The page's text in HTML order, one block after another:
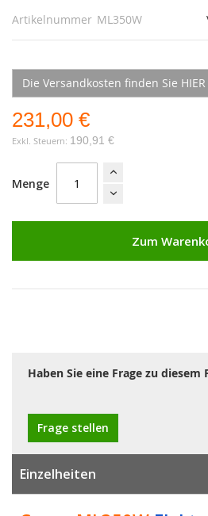
Artikelnummer ML350W
Die Versandkosten finden Sie HIER
231,00 €
190,91 €
Menge
Zum
Haben Sie eine Frage zu diesem
Frage stellen
Einzelheiten